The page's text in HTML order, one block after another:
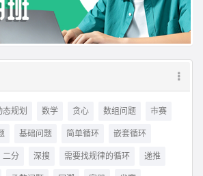
态规划 数学 贪心 数组问题
市赛
基础问题 简单循环
嵌套循环
二分 深搜 需要找规律的循环
递推